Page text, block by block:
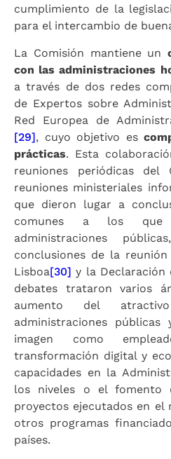
cumplimiento de la
para el intercambio de
La Comisión mantiene un
con las administraciones
a través de dos redes
de Expertos sobre
Red Europea de
[29], cuyo objetivo es
prácticas. Esta
reuniones periódicas
reuniones ministeriales
que dieron lugar a
comunes a los
administraciones
conclusiones de la
Lisboa[30] y la Declaración
debates trataron varios
aumento del
administraciones
imagen como
transformación digital y
capacidades en la
los niveles o el fomento
proyectos ejecutados en el
otros programas
países.